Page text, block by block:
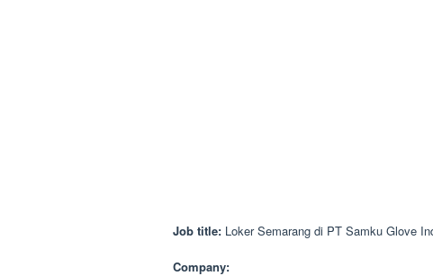
Job title: Loker Semarang di PT Samku Glove
Company: